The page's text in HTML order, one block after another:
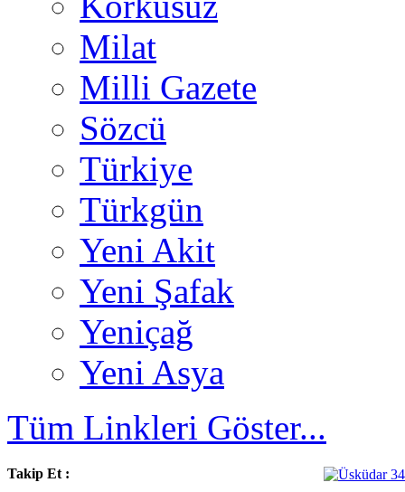
Milat
Milli Gazete
Sözcü
Türkiye
Türkgün
Yeni Akit
Yeni Şafak
Yeniçağ
Yeni Asya
Tüm Linkleri Göster...
Takip Et :